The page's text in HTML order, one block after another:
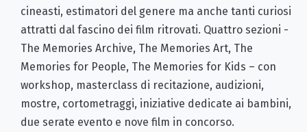
cineasti, estimatori del genere ma anche tanti curiosi
attratti dal fascino dei film ritrovati. Quattro sezioni -
The Memories Archive, The Memories Art, The
Memories for People, The Memories for Kids – con
workshop, masterclass di recitazione, audizioni,
mostre, cortometraggi, iniziative dedicate ai bambini,
due serate evento e nove film in concorso.